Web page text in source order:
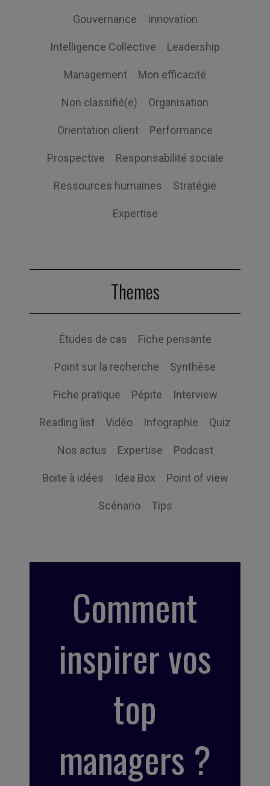
Gouvernance Innovation
Intelligence Collective Leadership
Management Mon efficacité
Non classifié(e) Organisation
Orientation client Performance
Prospective Responsabilité sociale
Ressources humaines Stratégie
Expertise
Themes
Études de cas Fiche pensante
Point sur la recherche Synthèse
Fiche pratique Pépite Interview
Reading list Vidéo Infographie Quiz
Nos actus Expertise Podcast
Boite à idées Idea Box Point of view
Scénario Tips
Comment
inspirer vos
top
managers ?